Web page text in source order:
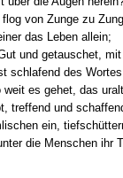
von Zunge zu
das Leben allein;
und getauschet, mit
schlafend des
es gehet, das uralt
treffend und
ein,
die Menschen ihr